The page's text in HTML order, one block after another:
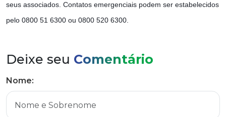
seus associados. Contatos emergenciais podem ser estabelecidos
pelo 0800 51 6300 ou 0800 520 6300.
Deixe seu Comentário
Nome: